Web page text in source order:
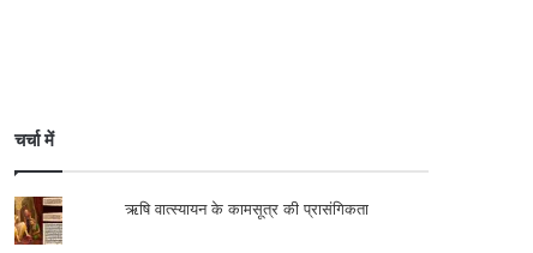
चर्चा में
ऋषि वात्स्यायन के कामसूत्र की प्रासंगिकता